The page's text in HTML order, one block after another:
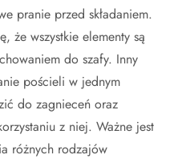
pranie przed składaniem.
że wszystkie elementy są
do szafy. Inny
pościeli w jednym
do zagnieceń oraz
z niej. Ważne jest
różnych rodzajów